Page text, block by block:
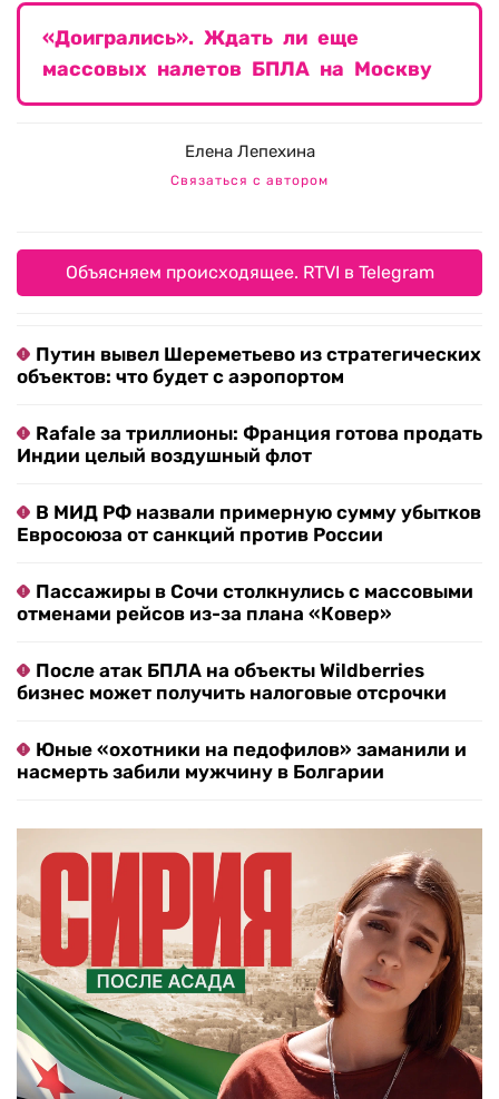
«Доигрались». Ждать ли еще
массовых налетов БПЛА на Москву
Елена Лепехина
Связаться с автором
Объясняем происходящее. RTVI в Telegram
Путин вывел Шереметьево из стратегических
объектов: что будет с аэропортом
Rafale за триллионы: Франция готова продать
Индии целый воздушный флот
В МИД РФ назвали примерную сумму убытков
Евросоюза от санкций против России
Пассажиры в Сочи столкнулись с массовыми
отменами рейсов из-за плана «Ковер»
После атак БПЛА на объекты Wildberries
бизнес может получить налоговые отсрочки
Юные «охотники на педофилов» заманили и
насмерть забили мужчину в Болгарии